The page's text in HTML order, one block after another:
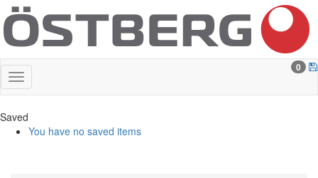
0
Saved
You have no saved items